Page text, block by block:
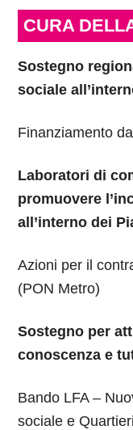
CURA
Sostegno
sociale
Finanziamento
Laboratori di
promuovere
all’interno dei
Azioni per il
(PON Metro)
Sostegno per
conoscenza e
Bando LFA –
sociale e Quartieri